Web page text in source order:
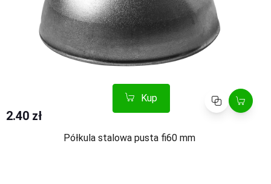
Kup Porównaj
2.40 zł
Półkula stalowa pusta fi60 mm